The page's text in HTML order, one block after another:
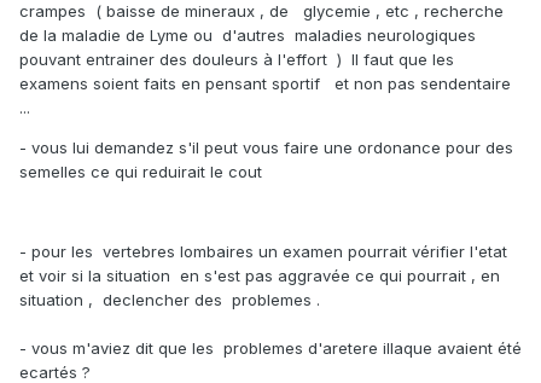
crampes ( baisse de mineraux , de glycemie , etc , recherche
de la maladie de Lyme ou d'autres maladies neurologiques
pouvant entrainer des douleurs à l'effort ) Il faut que les
examens soient faits en pensant sportif et non pas sendentaire
...
- vous lui demandez s'il peut vous faire une ordonance pour des
semelles ce qui reduirait le cout
- pour les vertebres lombaires un examen pourrait vérifier l'etat
et voir si la situation en s'est pas aggravée ce qui pourrait , en
situation , declencher des problemes .
- vous m'aviez dit que les problemes d'aretere illaque avaient été
ecartés ?